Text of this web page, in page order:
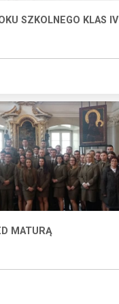
SZKOLNEGO KLAS IV
MATURĄ